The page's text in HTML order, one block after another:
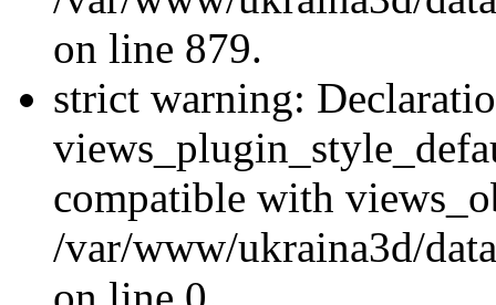
on line 879.
strict warning:
compatible with
/var/www/ukraina3d/